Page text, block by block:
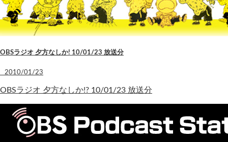
OBSラジオ 夕方なしか! 10/01/23 放送分
2010/01/23
OBSラジオ 夕方なしか!? 10/01/23 放送分